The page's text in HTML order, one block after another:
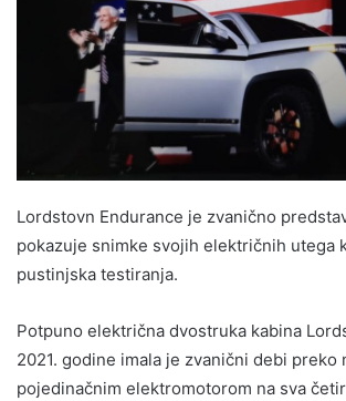
Lordstovn Endurance je zvanično
pokazuje snimke svojih električnih utega
pustinjska testiranja.
Potpuno električna dvostruka kabina
2021. godine imala je zvanični debi preko
pojedinačnim elektromotorom na sva